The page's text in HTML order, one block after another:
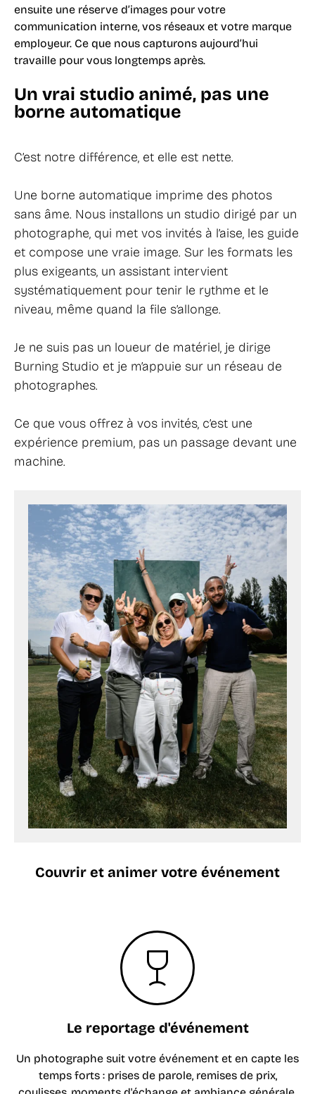
ensuite une réserve d’images pour votre
communication interne, vos réseaux et votre marque
employeur. Ce que nous capturons aujourd’hui
travaille pour vous longtemps après.
Un vrai studio animé, pas une
borne automatique
C’est notre différence, et elle est nette.
Une borne automatique imprime des photos
sans âme. Nous installons un studio dirigé par un
photographe, qui met vos invités à l’aise, les guide
et compose une vraie image. Sur les formats les
plus exigeants, un assistant intervient
systématiquement pour tenir le rythme et le
niveau, même quand la file s’allonge.
Je ne suis pas un loueur de matériel, je dirige
Burning Studio et je m’appuie sur un réseau de
photographes.
Ce que vous offrez à vos invités, c’est une
expérience premium, pas un passage devant une
machine.
Couvrir et animer votre événement
Le reportage d'événement
Un photographe suit votre événement et en capte les
temps forts : prises de parole, remises de prix,